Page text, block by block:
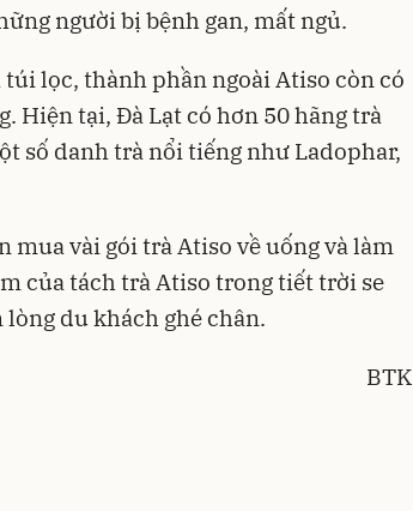
người bị bệnh gan, mất ngủ.
lọc, thành phần ngoài Atiso còn có
Hiện tại, Đà Lạt có hơn 50 hãng trà
số danh trà nổi tiếng như Ladophar,
mua vài gói trà Atiso về uống và làm
của tách trà Atiso trong tiết trời se
du khách ghé chân.
BTK